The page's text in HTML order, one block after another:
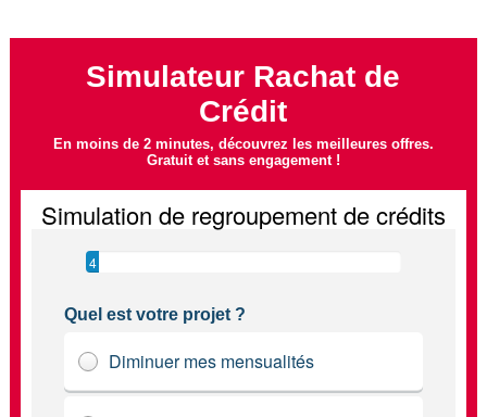
Simulateur Rachat de
Crédit
En moins de 2 minutes, découvrez les meilleures offres.
Gratuit et sans engagement !